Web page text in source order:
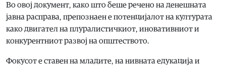
Во овој документ, како што беше речено на денешната
јавна расправа, препознаен е потенцијалот на културата
како двигател на плуралистичкиот, иновативниот и
конкурентниот развој на општеството.
Фокусот е ставен на младите, на нивната едукација и